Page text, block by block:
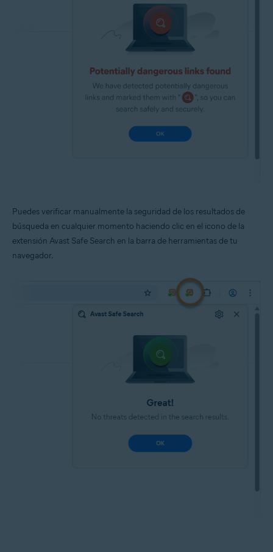
Puedes verificar manualmente la seguridad de los resultados de
búsqueda en cualquier momento haciendo clic en el icono de la
extensión Avast Safe Search en la barra de herramientas de tu
navegador.